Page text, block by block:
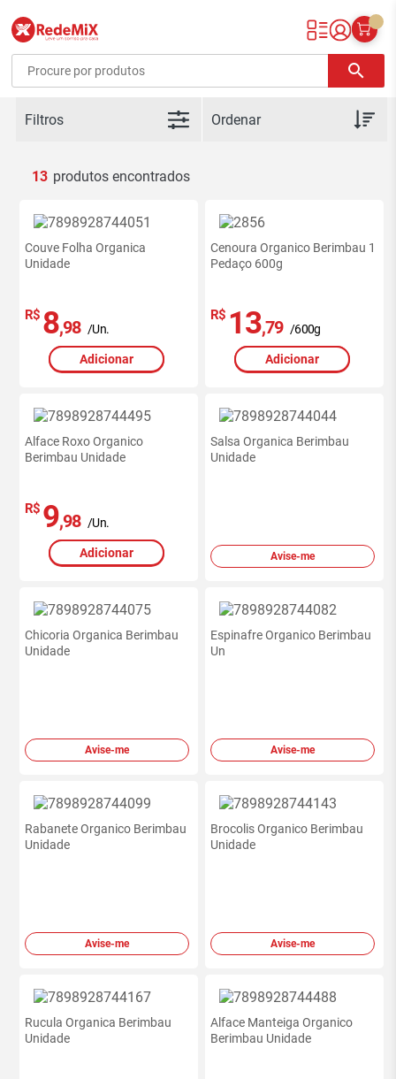
Redemix – Supermercado Online
search
Filtros
13
Couve Folha Organica
Unidade
R$ 8,98 /Un.
Adicionar
Cenoura Organico Berimbau 1
Pedaço 600g
R$ 13,79 /600g
Adicionar
Alface Roxo Organico
Berimbau Unidade
R$ 9,98 /Un.
Adicionar
Salsa Organica Berimbau
Unidade
Avise-me
Chicoria Organica Berimbau
Unidade
Avise-me
Espinafre Organico Berimbau
Un
Avise-me
Rabanete Organico Berimbau
Unidade
Avise-me
Brocolis Organico Berimbau
Unidade
Avise-me
Rucula Organica Berimbau
Unidade
Alface Manteiga Organico
Berimbau Unidade